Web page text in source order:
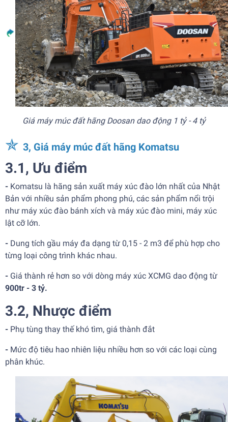
Giá máy múc đất hãng Doosan dao động 1 tỷ - 4 tỷ
✯ 3, Giá máy múc đất hãng Komatsu
3.1, Ưu điểm
- Komatsu là hãng sản xuất máy xúc đào lớn nhất của Nhật
Bản với nhiều sản phẩm phong phú, các sản phẩm nổi trội
như máy xúc đào bánh xích và máy xúc đào mini, máy xúc
lật cỡ lớn.
- Dung tích gầu máy đa dạng từ 0,15 - 2 m3 để phù hợp cho
từng loại công trình khác nhau.
- Giá thành rẻ hơn so với dòng máy xúc XCMG dao động từ
900tr - 3 tỷ.
3.2, Nhược điểm
- Phụ tùng thay thế khó tìm, giá thành đắt
- Mức độ tiêu hao nhiên liệu nhiều hơn so với các loại cùng
phân khúc.